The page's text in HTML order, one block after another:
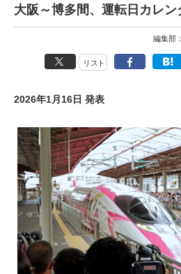
大阪～博多間、運転日カレン
編集部
リスト
2026年1月16日 発表